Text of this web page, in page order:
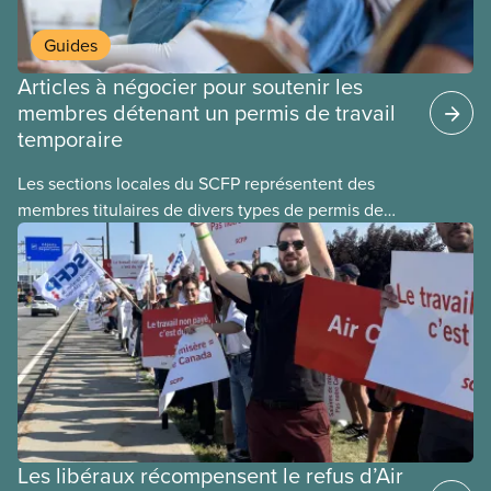
Guides
Articles à négocier pour soutenir les
membres détenant un permis de travail
temporaire
Les sections locales du SCFP représentent des
membres titulaires de divers types de permis de
travail temporaires, incluant les permis pour
travailleuses et travailleurs étrangers temporaires,
les permis d’études et les permis de
travail postdiplôme.
Les libéraux récompensent le refus d’Air